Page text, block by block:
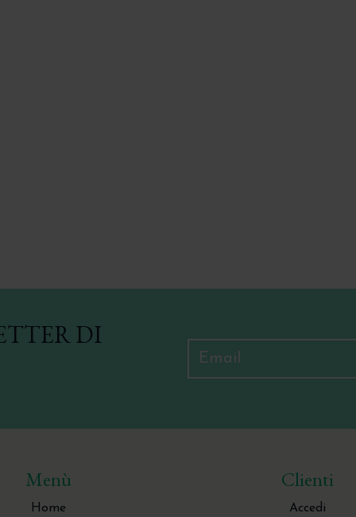
DI
Menù
Home
Clienti
Accedi